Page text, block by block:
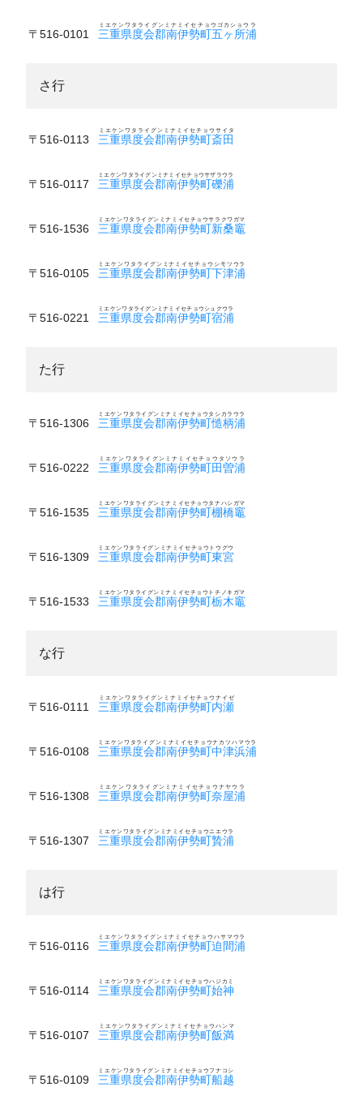
〒516-0101 三重県度会郡南伊勢町五ヶ所浦
ミエケンワタライグンミナミイセチョウゴカショウラ
さ行
〒516-0113 三重県度会郡南伊勢町斎田
ミエケンワタライグンミナミイセチョウサイタ
〒516-0117 三重県度会郡南伊勢町礫浦
ミエケンワタライグンミナミイセチョウサザラウラ
〒516-1536 三重県度会郡南伊勢町新桑竈
ミエケンワタライグンミナミイセチョウサラクワガマ
〒516-0105 三重県度会郡南伊勢町下津浦
ミエケンワタライグンミナミイセチョウシモツウラ
〒516-0221 三重県度会郡南伊勢町宿浦
ミエケンワタライグンミナミイセチョウシュクウラ
た行
〒516-1306 三重県度会郡南伊勢町慥柄浦
ミエケンワタライグンミナミイセチョウタシカラウラ
〒516-0222 三重県度会郡南伊勢町田曽浦
ミエケンワタライグンミナミイセチョウタソウラ
〒516-1535 三重県度会郡南伊勢町棚橋竈
ミエケンワタライグンミナミイセチョウタナハシガマ
〒516-1309 三重県度会郡南伊勢町東宮
ミエケンワタライグンミナミイセチョウトウグウ
〒516-1533 三重県度会郡南伊勢町栃木竈
ミエケンワタライグンミナミイセチョウトチノキガマ
な行
〒516-0111 三重県度会郡南伊勢町内瀬
ミエケンワタライグンミナミイセチョウナイゼ
〒516-0108 三重県度会郡南伊勢町中津浜浦
ミエケンワタライグンミナミイセチョウナカツハマウラ
〒516-1308 三重県度会郡南伊勢町奈屋浦
ミエケンワタライグンミナミイセチョウナヤウラ
〒516-1307 三重県度会郡南伊勢町贄浦
ミエケンワタライグンミナミイセチョウニエウラ
は行
〒516-0116 三重県度会郡南伊勢町迫間浦
ミエケンワタライグンミナミイセチョウハサマウラ
〒516-0114 三重県度会郡南伊勢町始神
ミエケンワタライグンミナミイセチョウハジカミ
〒516-0107 三重県度会郡南伊勢町飯満
ミエケンワタライグンミナミイセチョウハンマ
〒516-0109 三重県度会郡南伊勢町船越
ミエケンワタライグンミナミイセチョウフナコシ